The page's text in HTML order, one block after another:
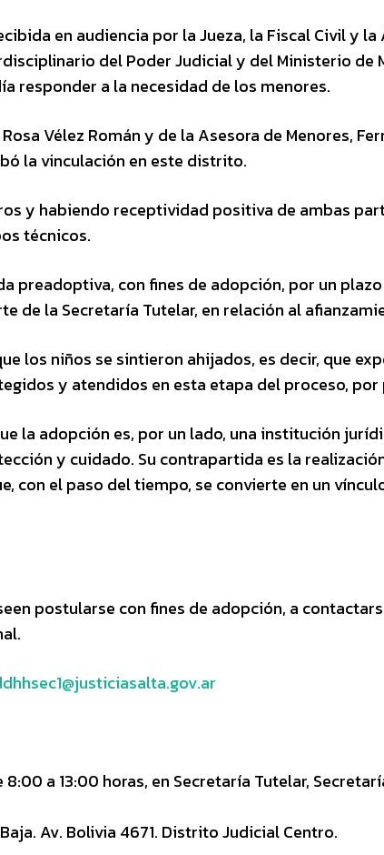
en audiencia por la Jueza, la Fiscal Civil y la
del Poder Judicial y del Ministerio de
responder a la necesidad de los menores.
Vélez Román y de la Asesora de Menores,
la vinculación en este distrito.
y habiendo receptividad positiva de ambas
técnicos.
preadoptiva, con fines de adopción, por un
de la Secretaría Tutelar, en relación al
los niños se sintieron ahijados, es decir, que
y atendidos en esta etapa del proceso,
la adopción es, por un lado, una institución
y cuidado. Su contrapartida es la
con el paso del tiempo, se convierte en un
postularse con fines de adopción, a
a 13:00 horas, en Secretaría Tutelar,
Av. Bolivia 4671. Distrito Judicial Centro.